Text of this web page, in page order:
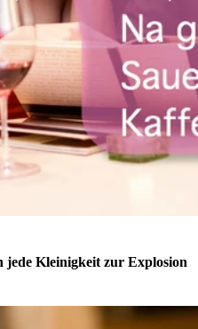
Kleinigkeit zur Explosion